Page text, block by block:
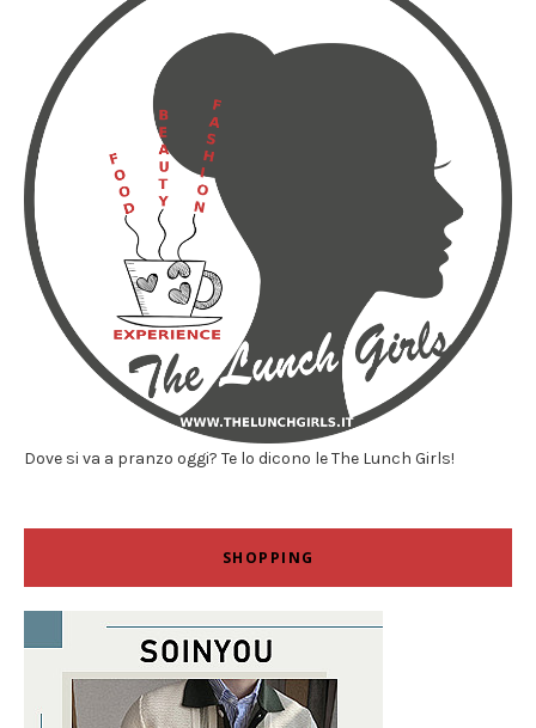
Dove si va a pranzo oggi? Te lo dicono le The Lunch Girls!
SHOPPING